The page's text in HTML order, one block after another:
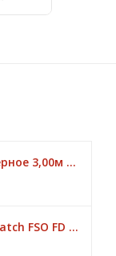
Удилище фидерное 3,00м Argon Feeder MT 50gr Browning
Катушка Ultimatch FSO FD 835 8 подшипников 5,1:1 Browning